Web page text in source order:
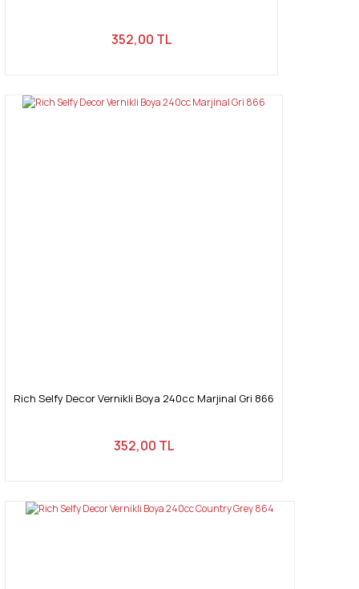
352,00 TL
Rich Selfy Decor Vernikli Boya 240cc Marjinal Gri 866
352,00 TL